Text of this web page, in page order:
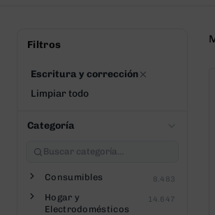
Filtros
Escritura y corrección
Limpiar todo
Categoría
Consumibles 8.483
Hogar y
Electrodomésticos
14.647